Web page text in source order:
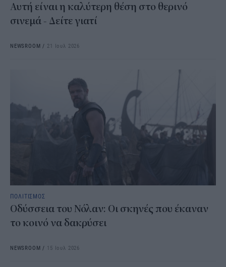
Αυτή είναι η καλύτερη θέση στο θερινό
σινεμά - Δείτε γιατί
NEWSROOM / 21 Ιουλ 2026
ΠΟΛΙΤΙΣΜΟΣ
Οδύσσεια του Νόλαν: Οι σκηνές που έκαναν
το κοινό να δακρύσει
NEWSROOM / 15 Ιουλ 2026